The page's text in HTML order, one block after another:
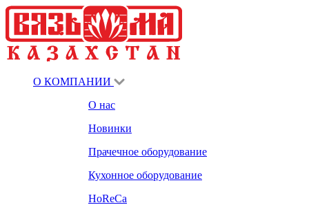
О КОМПАНИИ
О нас
Новинки
Прачечное оборудование
Кухонное оборудование
HoReCa